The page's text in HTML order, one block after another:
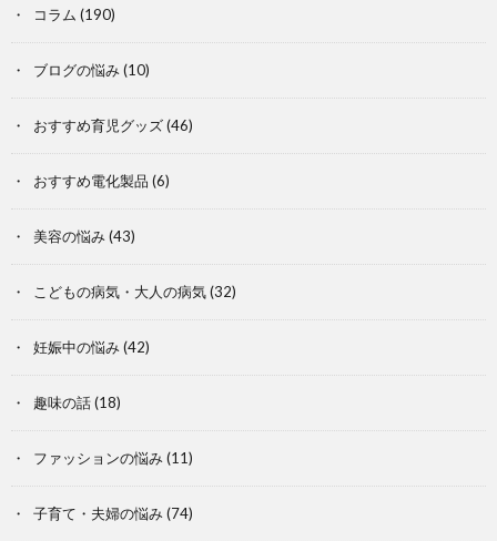
コラム (190)
ブログの悩み(10)
おすすめ育児グッズ(46)
おすすめ電化製品 (6)
美容の悩み(43)
こどもの病気・大人の病気(32)
妊娠中の悩み(42)
趣味の話(18)
ファッションの悩み(11)
子育て・夫婦の悩み(74)